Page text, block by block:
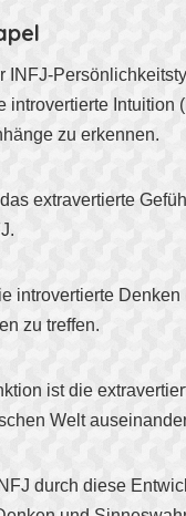
INFJ-
introvertierte Intuition
zu erkennen.
extravertierte
introvertierte
zu treffen.
ist die
Welt
durch diese